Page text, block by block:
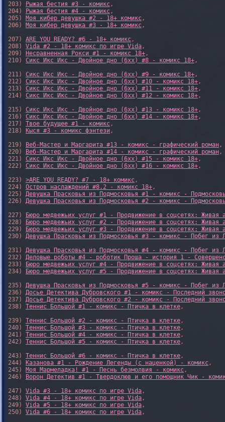
203)
Рыжая бестия #3 - комикс,
204)
Рыжая бестия #4 - комикс,
205) Моя кибер девушка #2 - 18+ комикс,
206) Моя кибер девушка #3 - 18+ комикс,
207) ARE YOU READY? #6 - 18+ комикс,
208) Vida #2 - 18+ комикс по игре Vida,
209)
Несравненная Рокси #1 - комикс 18+,
210) Сикс Икс Икс - Двойное дно (6xx) #8 - комикс 18+,
211) Сикс Икс Икс - Двойное дно (6xx) #9 - комикс 18+,
212) Сикс Икс Икс - Двойное дно (6xx) #10 - комикс 18+,
213) Сикс Икс Икс - Двойное дно (6xx) #11 - комикс 18+,
214) Сикс Икс Икс - Двойное дно (6xx) #12 - комикс 18+,
215) Сикс Икс Икс - Двойное дно (6xx) #13 - комикс 18+,
216) Сикс Икс Икс - Двойное дно (6xx) #14 - комикс 18+,
217) Твое будущее #1 - комикс,
218)
Кыся #3 - комикс фэнтези,
219)
Веб-Мастер и Маргарита #13 - комикс - графический роман,
220)
Веб-Мастер и Маргарита #14 - комикс - графический роман,
221) Сикс Икс Икс - Двойное дно (6xx) #15 - комикс 18+,
222) Сикс Икс Икс - Двойное дно (6xx) #16 - комикс 18+,
223) >ARE YOU READY? #7 - 18+ комикс,
224) Остров наслаждений #8.2 - комикс 18+,
225) Девушка Прасковья из Подмосковья #1 - комикс -
226) Девушка Прасковья из Подмосковья #2 - комикс -
227)
Бюро медвежьих услуг #1 - Продвижение в соцсетях: Живая
228)
Бюро медвежьих услуг #2 - Продвижение в соцсетях: Живая
229)
Бюро медвежьих услуг #3 - Продвижение в соцсетях: Живая
230) Девушка Прасковья из Подмосковья #3 - комикс - Побег из
231) Девушка Прасковья из Подмосковья #4 - комикс - Побег из
232) Деловые роботы #4 - роботик Проша - история 1 -
233)
Бюро медвежьих услуг #4 - Продвижение в соцсетях: Живая
234)
Бюро медвежьих услуг #5 - Продвижение в соцсетях: Живая
235) Девушка Прасковья из Подмосковья #5 - комикс - Побег из
236) Досье Детектива Дубровского #1 - комикс - Последний
237) Досье Детектива Дубровского #2 - комикс - Последний
238) Теннис Большой #1 - комикс - Птичка в клетке,
239) Теннис Большой #2 - комикс - Птичка в клетке,
240) Теннис Большой #3 - комикс - Птичка в клетке,
241) Теннис Большой #4 - комикс - Птичка в клетке,
242) Теннис Большой #5 - комикс - Птичка в клетке,
243) Теннис Большой #6 - комикс - Птичка в клетке,
244)
Казанова #1 - Рождение Легенды (с наценкой) - комикс,
245) Моя Мармеладка! #1 - Песнь безмолвия - комикс,
246)
Ворон Детектив #1 - Твердоклюв и его помощник Чик -
247) Vida #3 - 18+ комикс по игре Vida,
248) Vida #4 - 18+ комикс по игре Vida,
249) Vida #5 - 18+ комикс по игре Vida,
250) Vida #6 - 18+ комикс по игре Vida,